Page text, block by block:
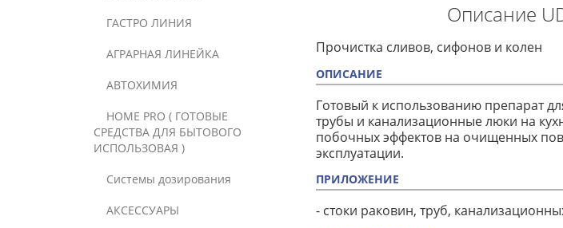
ГАСТРО ЛИНИЯ
АГРАРНАЯ ЛИНЕЙКА
АВТОХИМИЯ
HOME PRO ( ГОТОВЫЕ
СРЕДСТВА ДЛЯ БЫТОВОГО
ИСПОЛЬЗОВАЯ )
Системы дозирования
АКСЕССУАРЫ
Описание
Прочистка сливов, сифонов и колен
ОПИСАНИЕ
Готовый к использованию препарат
трубы и канализационные люки на
побочных эффектов на очищенных
эксплуатации.
ПРИЛОЖЕНИЕ
- стоки раковин, труб,